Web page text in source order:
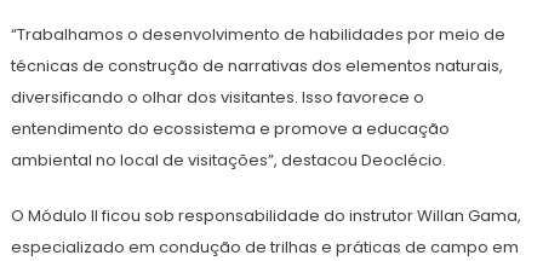
“Trabalhamos o desenvolvimento de habilidades por meio de
técnicas de construção de narrativas dos elementos naturais,
diversificando o olhar dos visitantes. Isso favorece o
entendimento do ecossistema e promove a educação
ambiental no local de visitações”, destacou Deoclécio.
O Módulo II ficou sob responsabilidade do instrutor Willan Gama,
especializado em condução de trilhas e práticas de campo em